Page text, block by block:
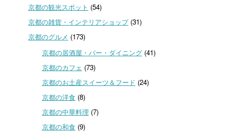
京都の観光スポット (54)
京都の雑貨・インテリアショップ(31)
京都のグルメ (173)
京都の居酒屋・バー・ダイニング(41)
京都のカフェ (73)
京都のお土産スイーツ＆フード (24)
京都の洋食 (8)
京都の中華料理 (7)
京都の和食 (9)